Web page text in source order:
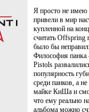
Я просто не имею
привели в мир
купленной на
считать Offspring
было бы
Философия панка
Pistols
популярность
среди панков, а
майке КиШа и
что ему реально
альбома можно